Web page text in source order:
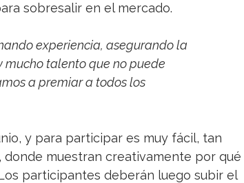
sobresalir en el mercado.
experiencia, asegurando la
mucho talento que no puede
a premiar a todos los
y para participar es muy fácil, tan
muestran creativamente por qué
participantes deberán luego subir el